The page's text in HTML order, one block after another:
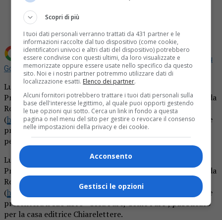
Share
Tweet
Aggiungi La Provincia di Biella come Fonte preferita su
Google
Lunedi’ 1 dicembre 2014 alle 21, presso il salone dell’Arci
Provinciale a Biella, è in programma l’incontro con Jolanda
Romano
(http://www.avventuraurbana.it/index.php/persone/), che
presenterà il suo libro “Cosa Fare, Come Fare”, pubblicato
per la casa editrice Chiarelettere.
Lunedi’ 1 dicembre 2014 alle 21, presso il salone dell’Arci
Provinciale a Biella, è in programma l’incontro con Jolanda
Romano
(http://www.avventuraurbana.it/index.php/persone/
), che
presenterà il suo libro “Cosa Fare, Come Fare”, pubblicato
per la casa editrice Chiarelettere.
Scopri di più
I tuoi dati personali verranno trattati da 431 partner e le
informazioni raccolte dal tuo dispositivo (come cookie,
identificatori univoci e altri dati del dispositivo) potrebbero
essere condivise con questi ultimi, da loro visualizzate e
memorizzate oppure essere usate nello specifico da questo
sito. Noi e i nostri partner potremmo utilizzare dati di
localizzazione esatti. Elenco dei partner.
Alcuni fornitori potrebbero trattare i tuoi dati personali sulla
base dell'interesse legittimo, al quale puoi opporti gestendo
le tue opzioni qui sotto. Cerca un link in fondo a questa
pagina o nel menu del sito per gestire o revocare il consenso
nelle impostazioni della privacy e dei cookie.
Acconsento
Gestisci le opzioni